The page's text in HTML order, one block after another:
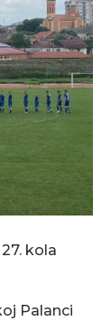
kola
Palanci